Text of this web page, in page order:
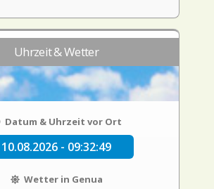
Uhrzeit & Wetter
Datum & Uhrzeit vor Ort
10.08.2026 - 09:32:49
Wetter in Genua